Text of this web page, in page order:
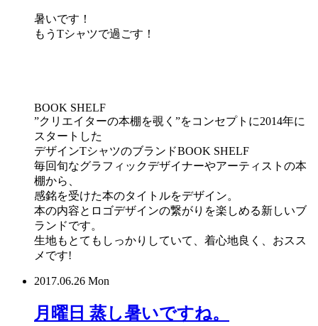
暑いです！
もうTシャツで過ごす！
BOOK SHELF
”クリエイターの本棚を覗く”をコンセプトに2014年に
スタートした
デザインTシャツのブランドBOOK SHELF
毎回旬なグラフィックデザイナーやアーティストの本
棚から、
感銘を受けた本のタイトルをデザイン。
本の内容とロゴデザインの繋がりを楽しめる新しいブ
ランドです。
生地もとてもしっかりしていて、着心地良く、おスス
メです!
2017.06.26 Mon
月曜日 蒸し暑いですね。